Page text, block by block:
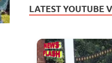
LATEST YOUTUBE